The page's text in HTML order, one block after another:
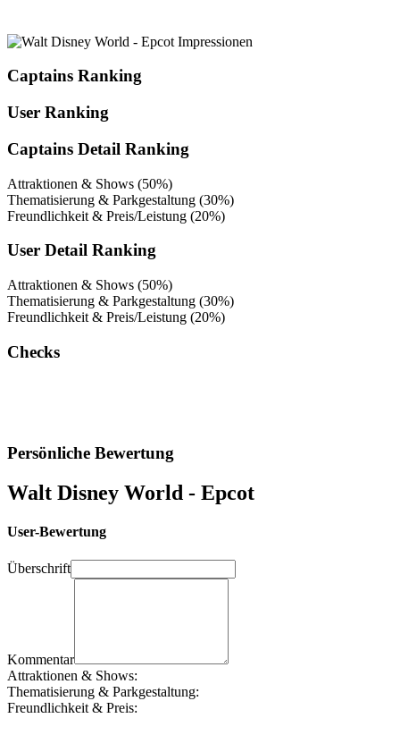
Captains Ranking
User Ranking
Captains Detail Ranking
Attraktionen & Shows (50%)
Thematisierung & Parkgestaltung (30%)
Freundlichkeit & Preis/Leistung (20%)
User Detail Ranking
Attraktionen & Shows (50%)
Thematisierung & Parkgestaltung (30%)
Freundlichkeit & Preis/Leistung (20%)
Checks
Persönliche Bewertung
Walt Disney World - Epcot
User-Bewertung
Überschrift
Kommentar
Attraktionen & Shows:
Thematisierung & Parkgestaltung:
Freundlichkeit & Preis: